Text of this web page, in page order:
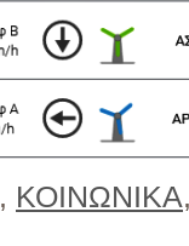
, ΚΟΙΝΩΝΙΚΑ